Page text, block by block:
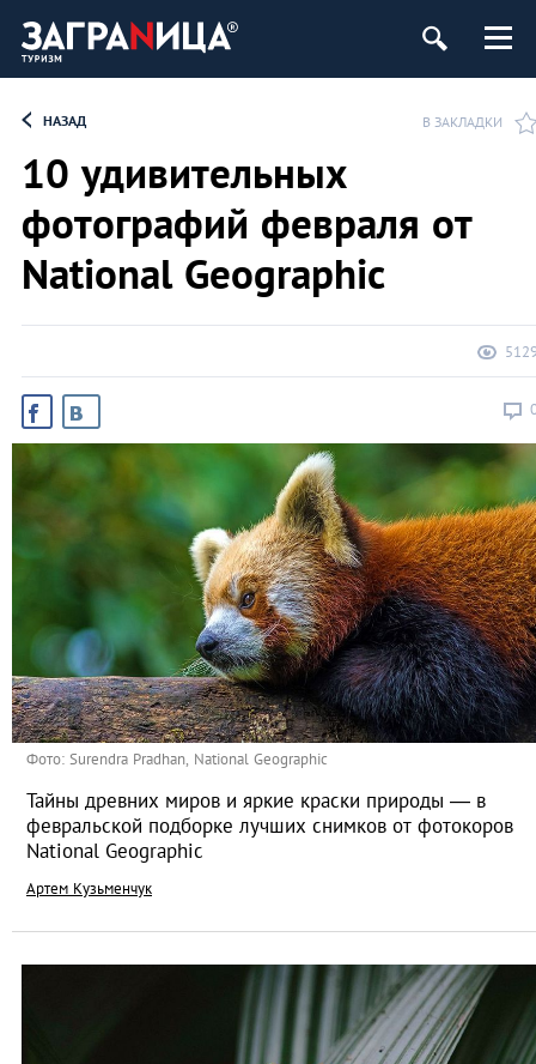
НАЗАД В ЗАКЛАДКИ
10 удивительных
фотографий февраля от
National Geographic
Фото: Surendra Pradhan, National Geographic
Тайны древних миров и яркие краски природы — в
февральской подборке лучших снимков от фотокоров
National Geographic
Артем Кузьменчук